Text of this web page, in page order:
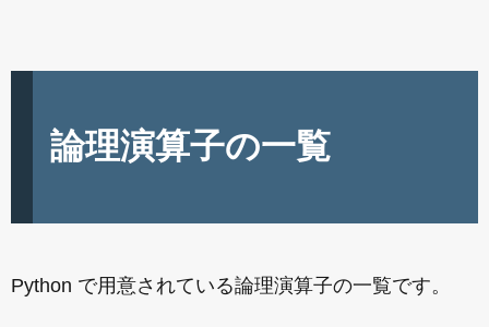
論理演算子の一覧
Python で用意されている論理演算子の一覧です。